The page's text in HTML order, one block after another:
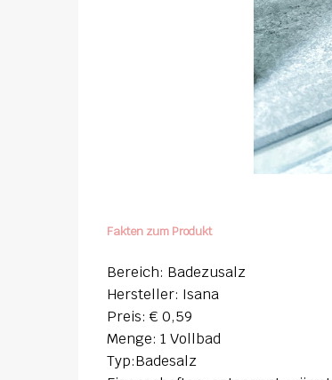
Fakten zum Produkt
Bereich: Badezusalz
Hersteller: Isana
Preis: € 0,59
Menge: 1 Vollbad
Typ:Badesalz